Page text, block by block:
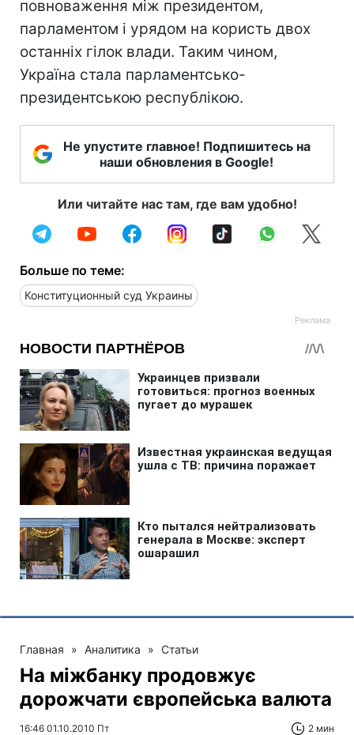
повноваження між президентом,
парламентом і урядом на користь двох
останніх гілок влади. Таким чином,
Україна стала парламентсько-
президентською республікою.
Не упустите главное! Подпишитесь на
наши обновления в Google!
Или читайте нас там, где вам удобно!
Больше по теме:
Конституционный суд Украины
Главная » Аналитика » Статьи
На міжбанку продовжує
дорожчати європейська валюта
16:46 01.10.2010 Пт 2 мин